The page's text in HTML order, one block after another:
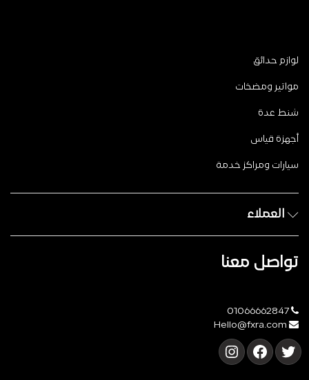
لوازم حدائق
مواتير ومضخات
شنط عدة
أجهزة قياس
سيارات ومراكز خدمة
العملاء
تواصل معنا
تويترفيسبوكإنستجرام